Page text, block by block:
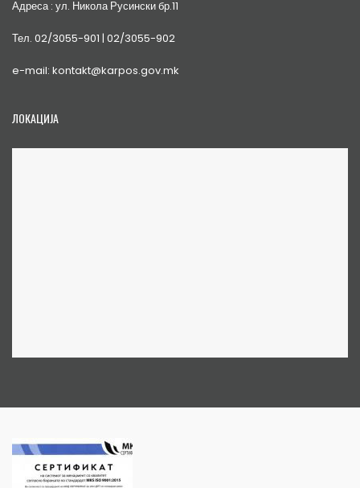
Адреса : ул. Никола Русински бр.11
Тел. 02/3055-901 | 02/3055-902
e-mail: kontakt@karpos.gov.mk
ЛОКАЦИЈА